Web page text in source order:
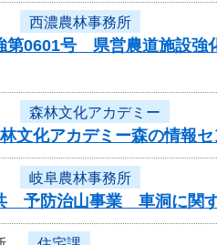
西濃農林事務所
第0601号 県営農道施設
森林文化アカデミー
文化アカデミー森の情報
岐阜農林事務所
予防治山事業 車洞に関